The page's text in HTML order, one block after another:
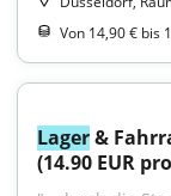
Von 14,90 € bis
Lager &
(14.90 EUR